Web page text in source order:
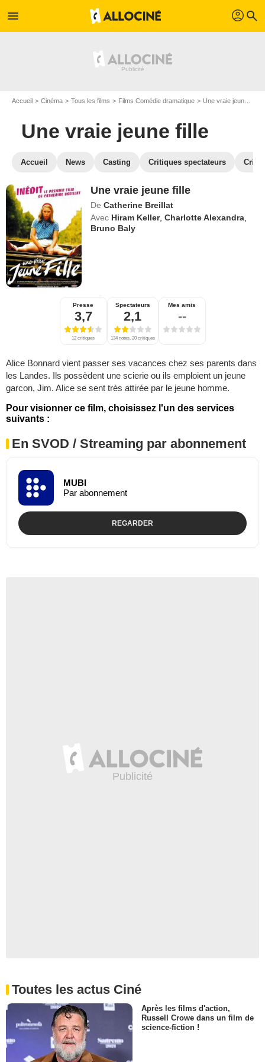
menu profil search
Accueil Cinéma Tous les films Films Comédie dramatique Une vraie jeune fille
Une vraie jeune fille
Accueil News Casting Critiques spectateurs
Une vraie jeune fille
De Catherine Breillat
Avec Hiram Keller,Charlotte Alexandra
Bruno Baly
Presse
3,7
12 critiques
Spectateurs
2,1
134 notes, 20 critiques
Mes amis
--
Alice Bonnard vient passer ses vacances chez ses parents dans
les Landes. Ils possèdent une scierie ou ils emploient un jeune
garcon, Jim. Alice se sent très attirée par le jeune homme.
Pour visionner ce film, choisissez l'un des services
suivants :
En SVOD / Streaming par abonnement
MUBI
Par abonnement
REGARDER
Toutes les actus Ciné
Après les films d'action,
Russell Crowe dans un film de
science-fiction !